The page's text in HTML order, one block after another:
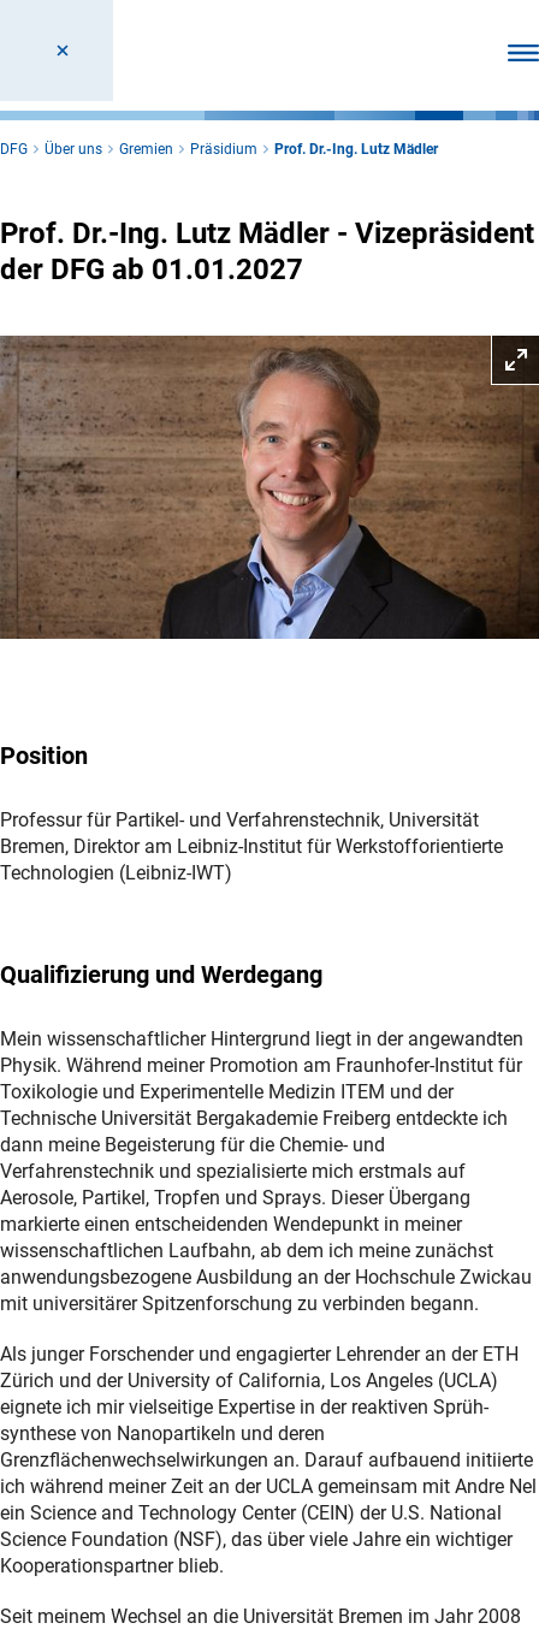
DFG Über uns Gremien Präsidium Prof. Dr.-Ing. Lutz Mädler
Prof. Dr.-Ing. Lutz Mädler - Vizepräsident
der DFG ab 01.01.2027
Position
Professur für Partikel- und Verfahrenstechnik, Universität
Bremen, Direktor am Leibniz-Institut für Werkstofforientierte
Technologien (Leibniz-IWT)
Qualifizierung und Werdegang
Mein wissenschaftlicher Hintergrund liegt in der angewandten
Physik. Während meiner Promotion am Fraunhofer-Institut für
Toxikologie und Experimentelle Medizin ITEM und der
Technische Universität Bergakademie Freiberg entdeckte ich
dann meine Begeisterung für die Chemie- und
Verfahrenstechnik und spezialisierte mich erstmals auf
Aerosole, Partikel, Tropfen und Sprays. Dieser Übergang
markierte einen entscheidenden Wendepunkt in meiner
wissenschaftlichen Laufbahn, ab dem ich meine zunächst
anwendungsbezogene Ausbildung an der Hochschule Zwickau
mit universitärer Spitzenforschung zu verbinden begann.
Als junger Forschender und engagierter Lehrender an der ETH
Zürich und der University of California, Los Angeles (UCLA)
eignete ich mir vielseitige Expertise in der reaktiven Sprüh-
synthese von Nanopartikeln und deren
Grenzflächenwechselwirkungen an. Darauf aufbauend initiierte
ich während meiner Zeit an der UCLA gemeinsam mit Andre Nel
ein Science and Technology Center (CEIN) der U.S. National
Science Foundation (NSF), das über viele Jahre ein wichtiger
Kooperationspartner blieb.
Seit meinem Wechsel an die Universität Bremen im Jahr 2008